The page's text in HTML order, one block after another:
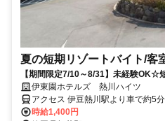
夏の短期リゾートバイト/客
【期間限定7/10～8/31】未経験OK☆
♪
伊東園ホテルズ 熱川ハイツ
アクセス 伊豆熱川駅より車で約5分
時給1,400円